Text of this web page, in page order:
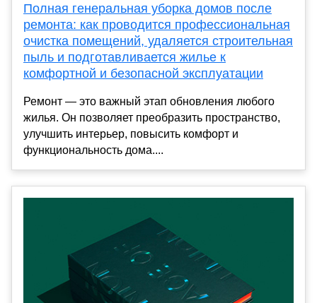
Полная генеральная уборка домов после
ремонта: как проводится профессиональная
очистка помещений, удаляется строительная
пыль и подготавливается жилье к
комфортной и безопасной эксплуатации
Ремонт — это важный этап обновления любого
жилья. Он позволяет преобразить пространство,
улучшить интерьер, повысить комфорт и
функциональность дома....